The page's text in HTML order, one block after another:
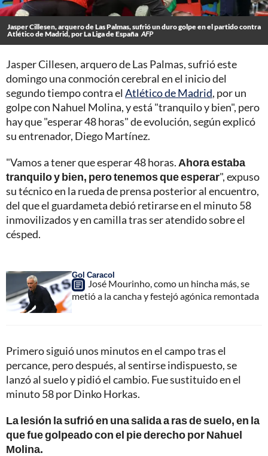
Jasper Cillesen, arquero de Las Palmas, sufrió un duro golpe en el partido contra
Atlético de Madrid, por La Liga de España AFP
Jasper Cillesen, arquero de Las Palmas, sufrió este
domingo una conmoción cerebral en el inicio del
segundo tiempo contra el Atlético de Madrid, por un
golpe con Nahuel Molina, y está "tranquilo y bien", pero
hay que "esperar 48 horas" de evolución, según explicó
su entrenador, Diego Martínez.
"Vamos a tener que esperar 48 horas. Ahora estaba
tranquilo y bien, pero tenemos que esperar", expuso
su técnico en la rueda de prensa posterior al encuentro,
del que el guardameta debió retirarse en el minuto 58
inmovilizados y en camilla tras ser atendido sobre el
césped.
Gol Caracol
José Mourinho, como un hincha más, se
metió a la cancha y festejó agónica remontada
Primero siguió unos minutos en el campo tras el
percance, pero después, al sentirse indispuesto, se
lanzó al suelo y pidió el cambio. Fue sustituido en el
minuto 58 por Dinko Horkas.
La lesión la sufrió en una salida a ras de suelo, en la
que fue golpeado con el pie derecho por Nahuel
Molina.